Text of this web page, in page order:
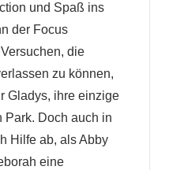
und Spaß ins
der Focus
die
zu können,
Gladys, ihre einzige
Park. Doch auch in
Hilfe ab, als Abby
eine